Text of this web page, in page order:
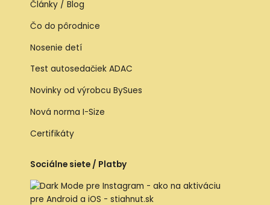
Články / Blog
Čo do pôrodnice
Nosenie detí
Test autosedačiek ADAC
Novinky od výrobcu BySues
Nová norma I-Size
Certifikáty
Sociálne siete / Platby